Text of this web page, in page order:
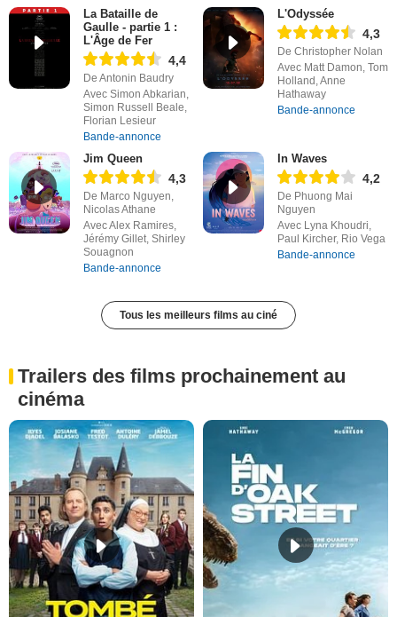
La Bataille de
Gaulle - partie 1 :
L'Âge de Fer
4,4
De Antonin Baudry
Avec Simon Abkarian,
Simon Russell Beale,
Florian Lesieur
Bande-annonce
L'Odyssée
4,3
De Christopher Nolan
Avec Matt Damon, Tom
Holland, Anne
Hathaway
Bande-annonce
Jim Queen
4,3
De Marco Nguyen,
Nicolas Athane
Avec Alex Ramires,
Jérémy Gillet, Shirley
Souagnon
Bande-annonce
In Waves
4,2
De Phuong Mai
Nguyen
Avec Lyna Khoudri,
Paul Kircher, Rio Vega
Bande-annonce
Tous les meilleurs films au ciné
Trailers des films prochainement au
cinéma